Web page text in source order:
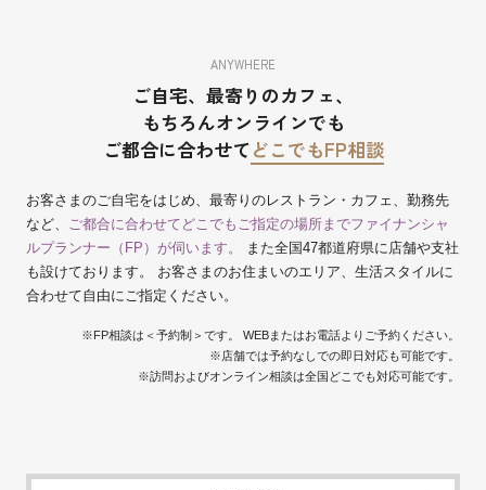
ANYWHERE
ご自宅、最寄りのカフェ、
もちろんオンラインでも
ご都合に合わせてどこでもFP相談
お客さまのご自宅をはじめ、最寄りのレストラン・カフェ、勤務先
など、
ご都合に合わせてどこでもご指定の場所までファイナンシャ
ルプランナー（FP）が伺います。
また全国47都道府県に店舗や支社
も設けております。 お客さまのお住まいのエリア、生活スタイルに
合わせて自由にご指定ください。
※FP相談は＜予約制＞です。 WEBまたはお電話よりご予約ください。
※店舗では予約なしでの即日対応も可能です。
※訪問およびオンライン相談は全国どこでも対応可能です。